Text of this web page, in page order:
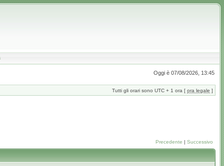
Oggi è 07/08/2026, 13:45
Tutti gli orari sono UTC + 1 ora [ ora legale ]
Precedente | Successivo